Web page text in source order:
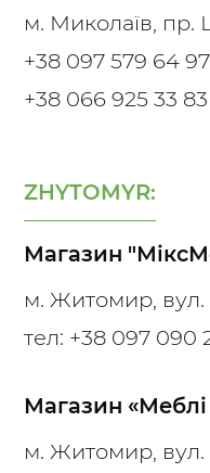
м. Миколаїв, пр.
+38 097 579 64 97
+38 066 925 33 83
ZHYTOMYR:
Магазин
м. Житомир, вул.
тел: +38 097 090
Магазин
м. Житомир, вул.